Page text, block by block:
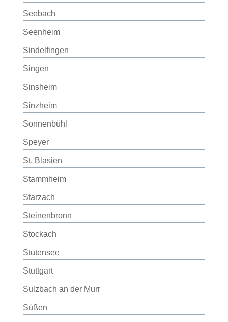
Seebach
Seenheim
Sindelfingen
Singen
Sinsheim
Sinzheim
Sonnenbühl
Speyer
St. Blasien
Stammheim
Starzach
Steinenbronn
Stockach
Stutensee
Stuttgart
Sulzbach an der Murr
Süßen